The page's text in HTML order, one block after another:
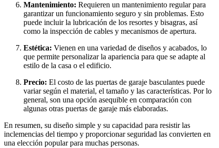
Mantenimiento: Requieren un mantenimiento regular para
garantizar un funcionamiento seguro y sin problemas. Esto
puede incluir la lubricación de los resortes y bisagras, así
como la inspección de cables y mecanismos de apertura.
Estética: Vienen en una variedad de diseños y acabados, lo
que permite personalizar la apariencia para que se adapte al
estilo de la casa o el edificio.
Precio: El costo de las puertas de garaje basculantes puede
variar según el material, el tamaño y las características. Por lo
general, son una opción asequible en comparación con
algunas otras puertas de garaje más elaboradas.
En resumen, su diseño simple y su capacidad para resistir las
inclemencias del tiempo y proporcionar seguridad las convierten en
una elección popular para muchas personas.